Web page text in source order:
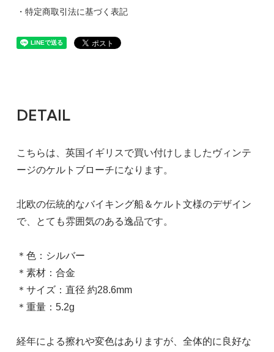
・特定商取引法に基づく表記
DETAIL
こちらは、英国イギリスで買い付けしましたヴィンテ
ージのケルトブローチになります。
北欧の伝統的なバイキング船＆ケルト文様のデザイン
で、とても雰囲気のある逸品です。
＊色：シルバー
＊素材：合金
＊サイズ：直径 約28.6mm
＊重量：5.2g
経年による擦れや変色はありますが、全体的に良好な